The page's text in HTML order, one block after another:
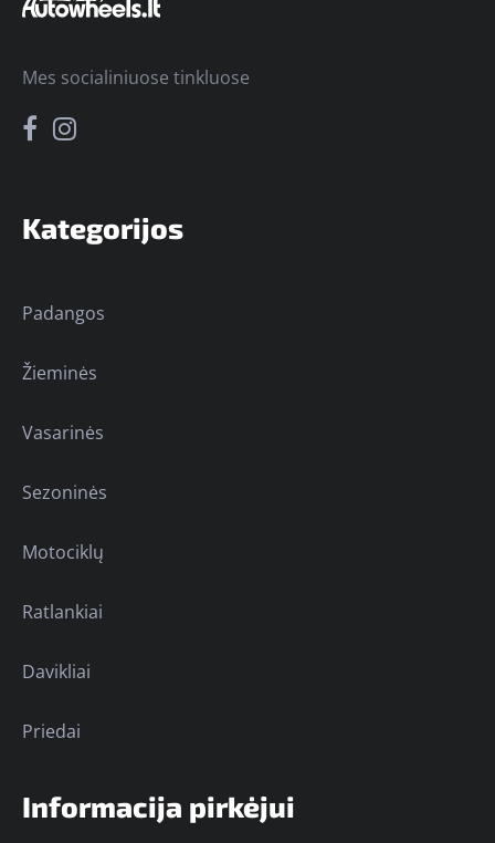
Kategorijos
Padangos
Žieminės
Vasarinės
Sezoninės
Motociklų
Ratlankiai
Davikliai
Priedai
Informacija pirkėjui
Mes socialiniuose tinkluose